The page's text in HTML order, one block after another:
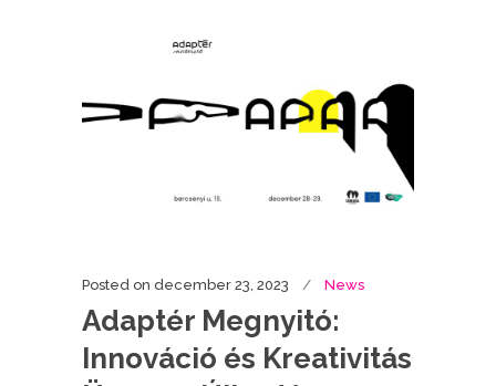
Posted on december 23, 2023 News
Adaptér Megnyitó:
Innováció és Kreativitás